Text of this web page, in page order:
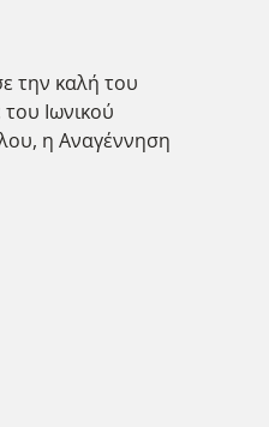
την καλή του
Ιωνικού
η Αναγέννηση